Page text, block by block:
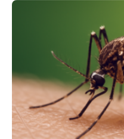
Grünalgen, die vor
lebten. Unter den
die noch heute in der
Süßwasseralge
dieser Gruppe bilden
mit scheibenförmiger
nächsten…